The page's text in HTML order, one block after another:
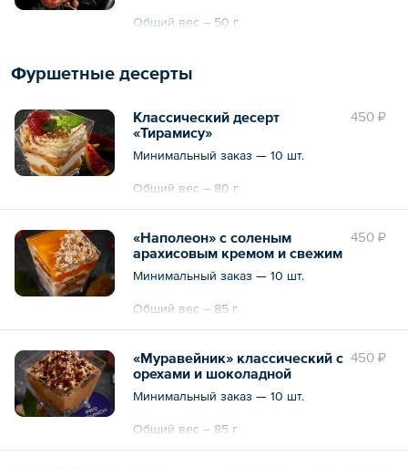
Общий вес – 50 г
Фуршетные десерты
450 ₽
Классический десерт
«Тирамису»
Минимальный заказ — 10 шт.
Общий вес – 80 г
450 ₽
«Наполеон» с соленым
арахисовым кремом и свежим
персиком
Минимальный заказ — 10 шт.
Общий вес – 85 г
450 ₽
«Муравейник» классический с
орехами и шоколадной
глазурью
Минимальный заказ — 10 шт.
Общий вес – 85 г